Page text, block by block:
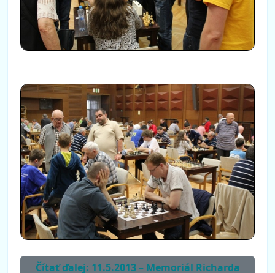
Čítať ďalej: 11.5.2013 – Memoriál Richarda